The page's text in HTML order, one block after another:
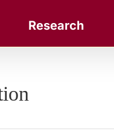
Research